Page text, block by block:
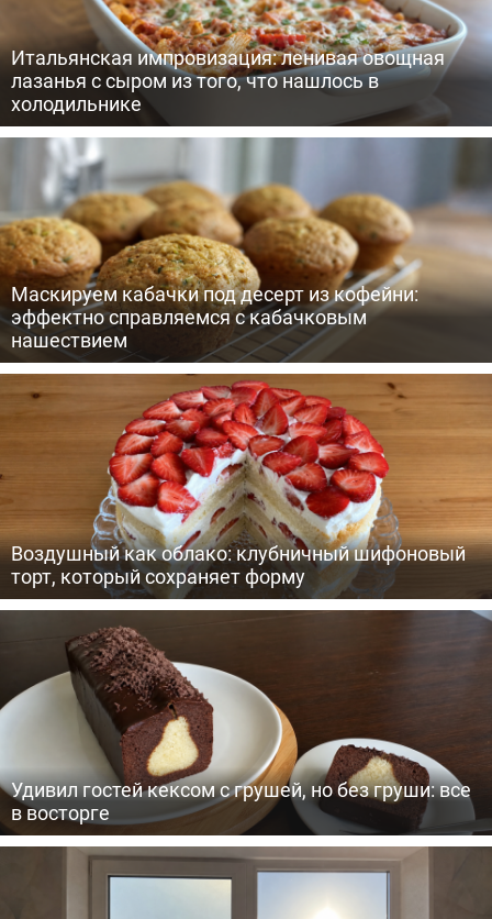
Итальянская импровизация: ленивая овощная
лазанья с сыром из того, что нашлось в
холодильнике
Маскируем кабачки под десерт из кофейни:
эффектно справляемся с кабачковым
нашествием
Воздушный как облако: клубничный шифоновый
торт, который сохраняет форму
Удивил гостей кексом с грушей, но без груши: все
в восторге